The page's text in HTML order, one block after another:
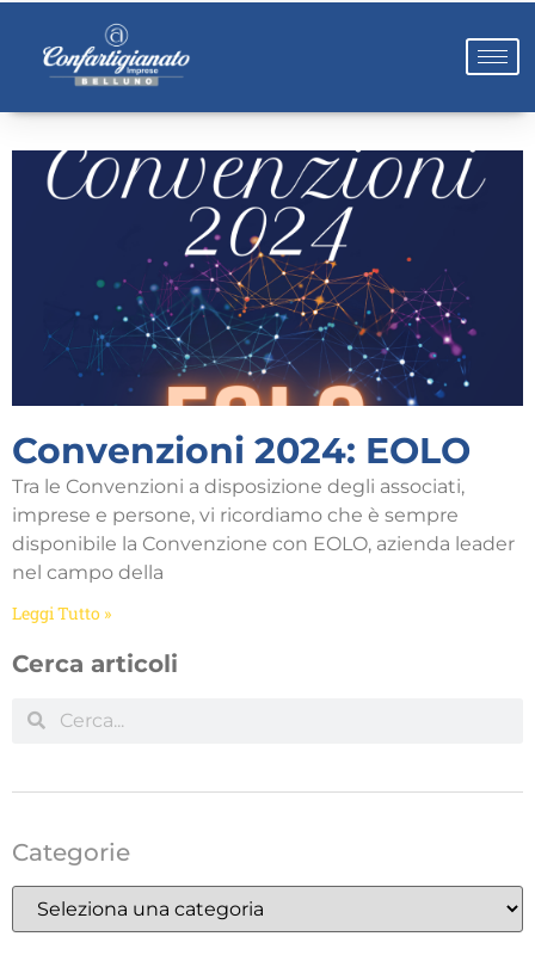
Convenzioni 2024: EOLO
Tra le Convenzioni a disposizione degli associati,
imprese e persone, vi ricordiamo che è sempre
disponibile la Convenzione con EOLO, azienda leader
nel campo della
Leggi Tutto »
Cerca articoli
Categorie